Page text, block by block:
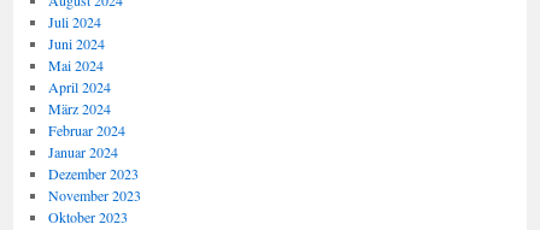
Juli 2024
Juni 2024
Mai 2024
April 2024
März 2024
Februar 2024
Januar 2024
Dezember 2023
November 2023
Oktober 2023